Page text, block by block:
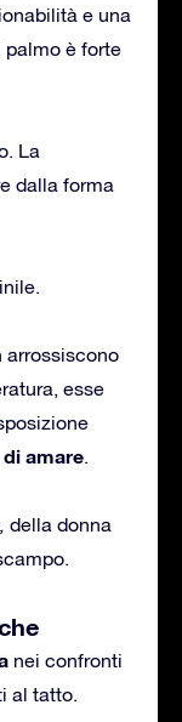
e una
palmo è forte
La
dalla forma
arrossiscono
esse
amare.
della donna
nei confronti
al tatto.